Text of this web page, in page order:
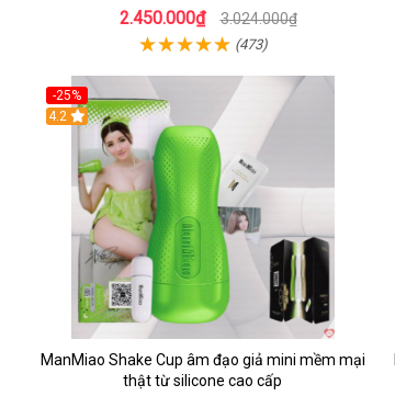
2.450.000₫ 3.024.000₫
(473)
-25%
4.2
ManMiao Shake Cup âm đạo giả mini mềm mại
thật từ silicone cao cấp